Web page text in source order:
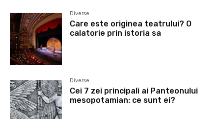
Diverse
Care este originea teatrului? O
calatorie prin istoria sa
Diverse
Cei 7 zei principali ai Panteonului
mesopotamian: ce sunt ei?